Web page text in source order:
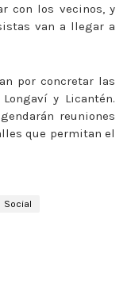
con los vecinos, y
van a llegar a
por concretar las
y Licantén.
reuniones
que permitan el
Social